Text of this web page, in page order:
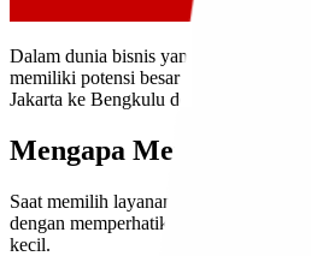
Dalam dunia bisnis yang terus
memiliki potensi besar sebagai pusat
Jakarta ke Bengkulu dengan harga
Mengapa Memilih
Saat memilih layanan ekspedisi, ada
dengan memperhatikan tiga elemen
kecil.